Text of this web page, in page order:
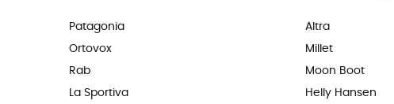
Patagonia
Ortovox
Rab
La Sportiva
Altra
Millet
Moon Boot
Helly Hansen